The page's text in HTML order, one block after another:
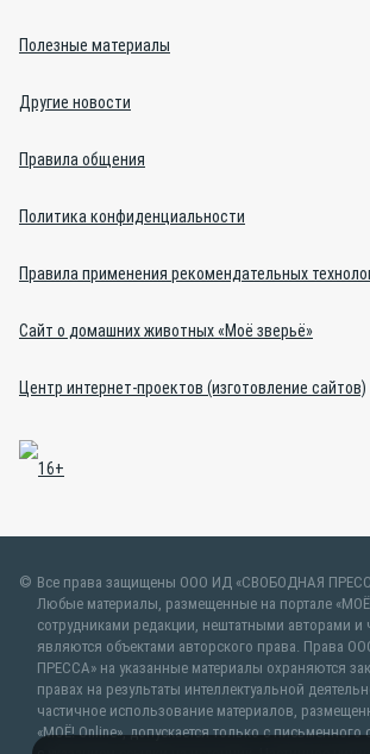
Полезные материалы
Другие новости
Правила общения
Политика конфиденциальности
Правила применения рекомендательных
Сайт о домашних животных «Моё зверьё»
Центр интернет-проектов (изготовление сайтов)
Все права защищены ООО ИД «СВОБОДНАЯ
Любые материалы, размещенные на портале
сотрудниками редакции, нештатными авторами и
являются объектами авторского права. Права
ПРЕССА» на указанные материалы охраняются
правах на результаты интеллектуальной
частичное использование материалов,
«МОЁ! Online», допускается только с письменного